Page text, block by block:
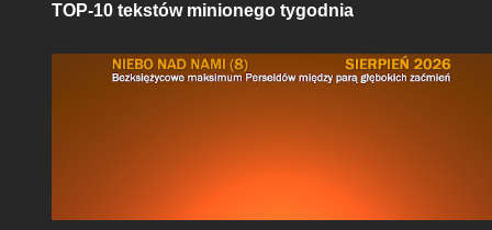
TOP-10 tekstów minionego tygodnia